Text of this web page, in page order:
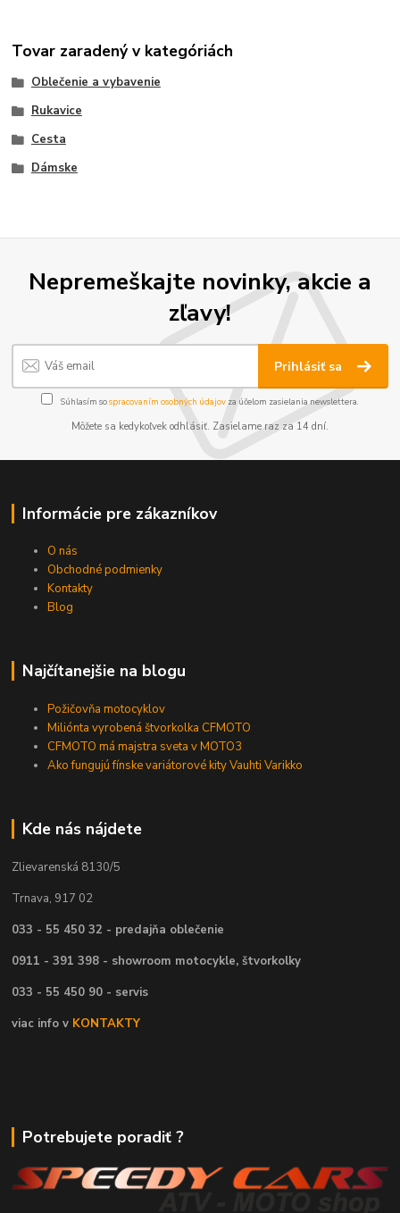
Tovar zaradený v kategóriách
Oblečenie a vybavenie
Rukavice
Cesta
Dámske
Nepremeškajte novinky, akcie a
zľavy!
Prihlásiť sa
Súhlasím sospracovaním osobných údajov za účelom zasielania newslettera.
Môžete sa kedykoľvek odhlásiť. Zasielame raz za 14 dní.
Informácie pre zákazníkov
O nás
Obchodné podmienky
Kontakty
Blog
Najčítanejšie na blogu
Požičovňa motocyklov
Miliónta vyrobená štvorkolka CFMOTO
CFMOTO má majstra sveta v MOTO3
Ako fungujú fínske variátorové kity Vauhti Varikko
Kde nás nájdete
Zlievarenská 8130/5
Trnava, 917 02
033 - 55 450 32 - predajňa oblečenie
0911 - 391 398 - showroom motocykle, štvorkolky
033 - 55 450 90 - servis
viac info v KONTAKTY
Potrebujete poradiť ?